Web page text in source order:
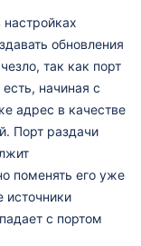
обновления
так как порт
начиная с
адрес в качестве
Порт раздачи
поменять его уже
источники
с портом